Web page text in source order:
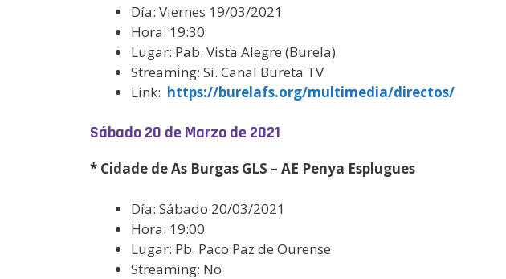
Día: Viernes 19/03/2021
Hora: 19:30
Lugar: Pab. Vista Alegre (Burela)
Streaming: Si. Canal Bureta TV
Link: https://burelafs.org/multimedia/directos/
Sábado 20 de Marzo de 2021
* Cidade de As Burgas GLS – AE Penya Esplugues
Día: Sábado 20/03/2021
Hora: 19:00
Lugar: Pb. Paco Paz de Ourense
Streaming: No